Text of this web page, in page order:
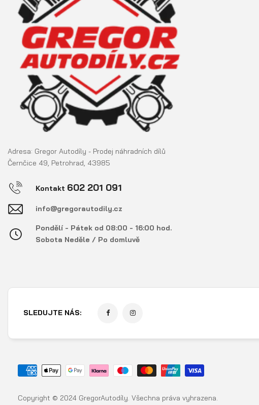
Adresa: Gregor Autodíly - Prodej náhradních dílů
Černčice 49, Petrohrad, 43985
Kontakt 602 201 091
info@gregorautodily.cz
Pondělí - Pátek od 08:00 - 16:00 hod.
Sobota Neděle / Po domluvě
SLEDUJTE NÁS:
Copyright © 2024 GregorAutodíly. Všechna práva vyhrazena.